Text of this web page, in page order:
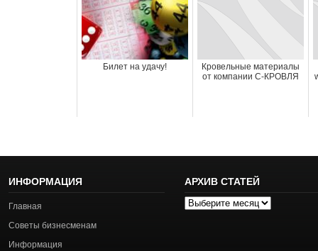
Билет на удачу!
Кровельные материалы
от компании С-КРОВЛЯ
ИНФОРМАЦИЯ
Главная
Советы бизнесменам
Информация
АРХИВ СТАТЕЙ
Архив